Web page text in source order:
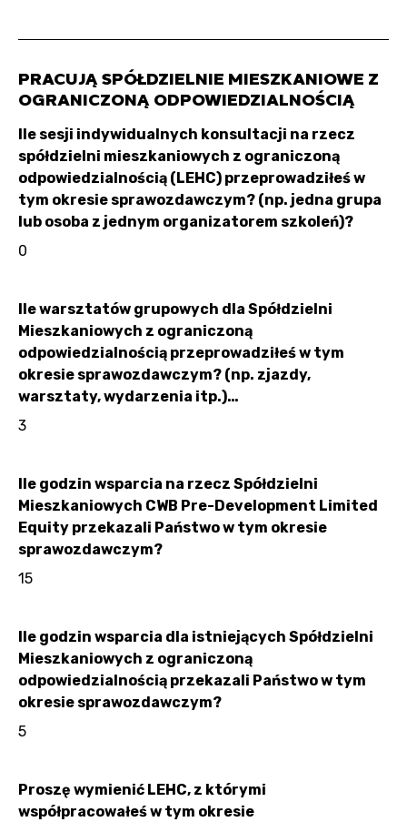
PRACUJĄ SPÓŁDZIELNIE MIESZKANIOWE Z
OGRANICZONĄ ODPOWIEDZIALNOŚCIĄ
Ile sesji indywidualnych konsultacji na rzecz
spółdzielni mieszkaniowych z ograniczoną
odpowiedzialnością (LEHC) przeprowadziłeś w
tym okresie sprawozdawczym? (np. jedna grupa
lub osoba z jednym organizatorem szkoleń)?
0
Ile warsztatów grupowych dla Spółdzielni
Mieszkaniowych z ograniczoną
odpowiedzialnością przeprowadziłeś w tym
okresie sprawozdawczym? (np. zjazdy,
warsztaty, wydarzenia itp.)…
3
Ile godzin wsparcia na rzecz Spółdzielni
Mieszkaniowych CWB Pre-Development Limited
Equity przekazali Państwo w tym okresie
sprawozdawczym?
15
Ile godzin wsparcia dla istniejących Spółdzielni
Mieszkaniowych z ograniczoną
odpowiedzialnością przekazali Państwo w tym
okresie sprawozdawczym?
5
Proszę wymienić LEHC, z którymi
współpracowałeś w tym okresie